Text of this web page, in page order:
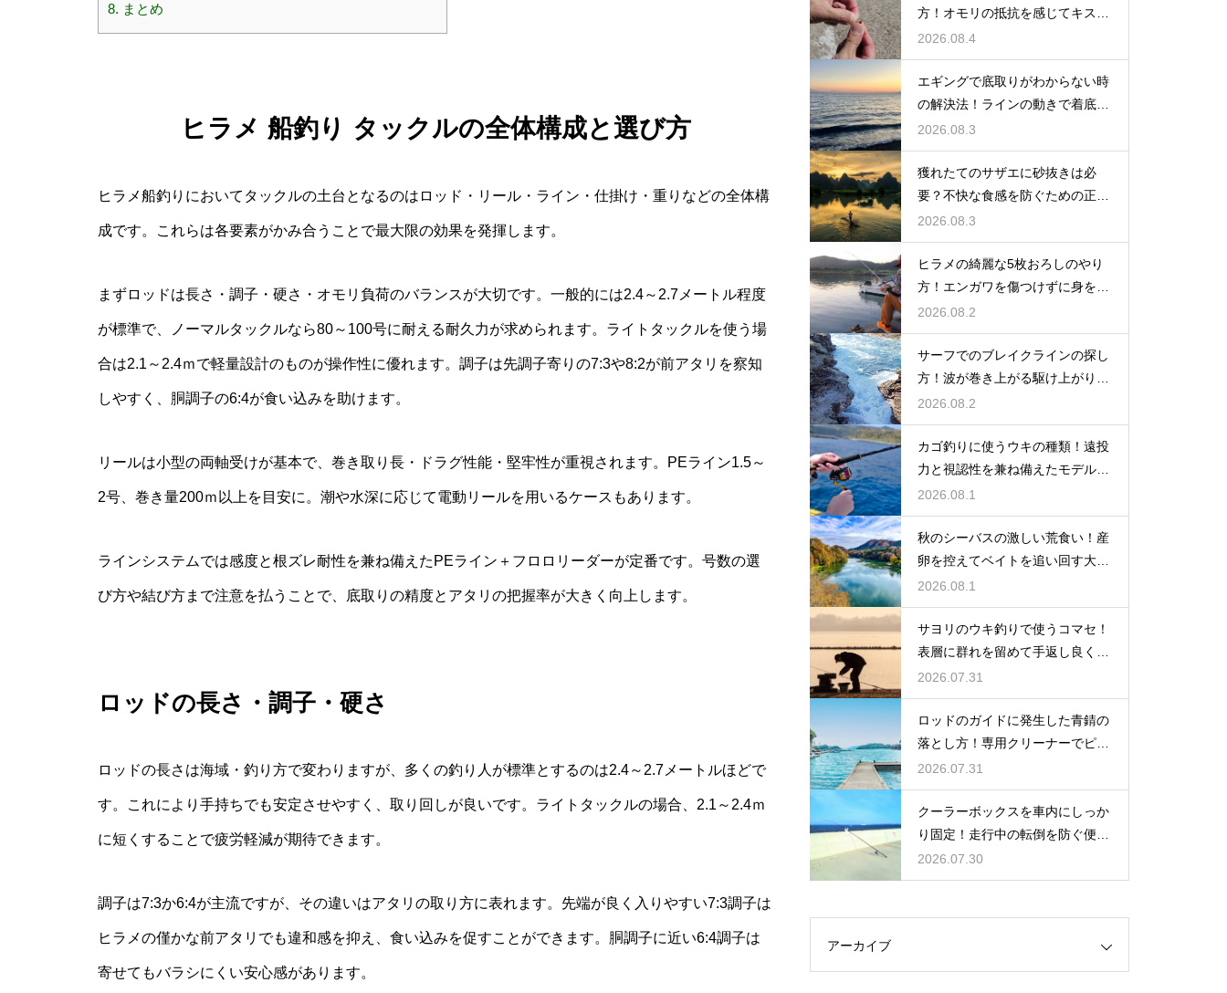
8. まとめ
ヒラメ 船釣り タックルの全体構成と選び方
ヒラメ船釣りにおいてタックルの土台となるのはロッド・リール・ライン・仕掛け・重りなどの全体構
成です。これらは各要素がかみ合うことで最大限の効果を発揮します。
まずロッドは長さ・調子・硬さ・オモリ負荷のバランスが大切です。一般的には2.4～2.7メートル程度
が標準で、ノーマルタックルなら80～100号に耐える耐久力が求められます。ライトタックルを使う場
合は2.1～2.4ｍで軽量設計のものが操作性に優れます。調子は先調子寄りの7:3や8:2が前アタリを察知
しやすく、胴調子の6:4が食い込みを助けます。
リールは小型の両軸受けが基本で、巻き取り長・ドラグ性能・堅牢性が重視されます。PEライン1.5～
2号、巻き量200ｍ以上を目安に。潮や水深に応じて電動リールを用いるケースもあります。
ラインシステムでは感度と根ズレ耐性を兼ね備えたPEライン＋フロロリーダーが定番です。号数の選
び方や結び方まで注意を払うことで、底取りの精度とアタリの把握率が大きく向上します。
ロッドの長さ・調子・硬さ
ロッドの長さは海域・釣り方で変わりますが、多くの釣り人が標準とするのは2.4～2.7メートルほどで
す。これにより手持ちでも安定させやすく、取り回しが良いです。ライトタックルの場合、2.1～2.4ｍ
に短くすることで疲労軽減が期待できます。
調子は7:3か6:4が主流ですが、その違いはアタリの取り方に表れます。先端が良く入りやすい7:3調子は
ヒラメの僅かな前アタリでも違和感を抑え、食い込みを促すことができます。胴調子に近い6:4調子は
寄せてもバラシにくい安心感があります。
方！オモリの抵抗を感じてキスの
アタリを待つ
2026.08.4
エギングで底取りがわからない時
の解決法！ラインの動きで着底を
見極める
2026.08.3
獲れたてのサザエに砂抜きは必
要？不快な食感を防ぐための正し
い下処理
2026.08.3
ヒラメの綺麗な5枚おろしのやり
方！エンガワを傷つけずに身を剥
がす
2026.08.2
サーフでのブレイクラインの探し
方！波が巻き上がる駆け上がりを
狙う
2026.08.2
カゴ釣りに使うウキの種類！遠投
力と視認性を兼ね備えたモデルの
選び方
2026.08.1
秋のシーバスの激しい荒食い！産
卵を控えてベイトを追い回す大型
を狙い撃つ
2026.08.1
サヨリのウキ釣りで使うコマセ！
表層に群れを留めて手返し良く釣
るコツ
2026.07.31
ロッドのガイドに発生した青錆の
落とし方！専用クリーナーでピカ
ピカに
2026.07.31
クーラーボックスを車内にしっか
り固定！走行中の転倒を防ぐ便利
な工夫
2026.07.30
アーカイブ